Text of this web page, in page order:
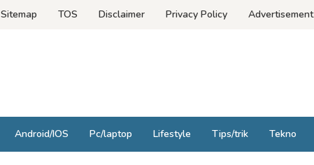
Sitemap TOS Disclaimer Privacy Policy Advertisement
Android/IOS Pc/laptop Lifestyle Tips/trik Tekno